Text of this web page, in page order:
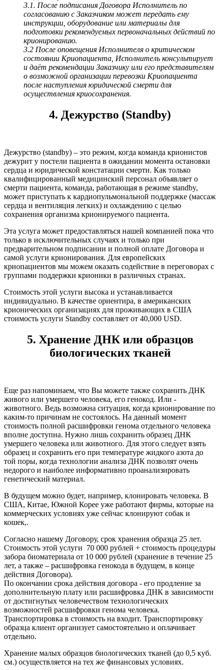
3.1. После подписания Договора Исполнитель по
согласованию с Заказчиком может передать ему
инструкции, оборудование или материалы для
подготовки рекомендуемых первоначальных действий по
крионированию.
3.2 После оповещения Исполнителя о критическом
состоянии Криопациента, Исполнитель консультирует
и даёт рекомендации Заказчику или его представителям
о возможной организации перевозки Криопациента
после наступления юридической смерти для
осуществления криосохранения.
4. Дежурство (Standby)
Дежурство (standby) – это режим, когда команда крионистов
дежурит у постели пациента в ожидании момента остановки
сердца и юридической констатации смерти. Как только
квалифицированный медицинский персонал объявляет о
смерти пациента, команда, работающая в режиме standby,
может приступать к кардиопульмональной поддержке (массаж
сердца и вентиляция легких) и охлаждению с целью
сохранения организма крионируемого пациента.
Эта услуга может предоставляться нашей компанией пока что
только в исключительных случаях и только при
предварительном подписании и полной оплате Договора и
самой услуги крионирования. Для европейских
криопациентов мы можем оказать содействие в переговорах с
группами поддержки крионики в различных странах.
Стоимость этой услуги высока и устанавливается
индивидуально. В качестве ориентира, в американских
крионических организациях для проживающих в США
стоимость услуги Standby составляет от 40,000 USD.
5. Хранение ДНК или образцов
биологических тканей
Еще раз напоминаем, что Вы можете также сохранить ДНК
живого или умершего человека, его генокод. Или -
животного. Ведь возможна ситуация, когда крионирование по
каким-то причинам не состоялось. На данный момент
стоимость полной расшифровки генома отдельного человека
вполне доступна. Нужно лишь сохранить образец ДНК
умершего человека или животного. Для этого следует взять
образец и сохранить его при температуре жидкого азота до
той поры, когда технологии анализа ДНК позволят очень
недорого и наиболее информативно проанализировать
генетический материал.
В будущем можно будет, например, клонировать человека. В
США, Китае, Южной Корее уже работают фирмы, которые на
коммерческих условиях уже сейчас клонируют собак и
кошек,.
Согласно нашему Договору, срок хранения образца 25 лет.
Стоимость этой услуги 70 000 рублей + стоимость процедуры
забора биоматериала от 10 000 рублей (хранение в течение 25
лет, а также – расшифровка генокода в будущем, в конце
действия Договора).
По окончании срока действия договора - его продление за
дополнительную плату или расшифровка ДНК в зависимости
от достигнутых человечеством технологических
возможностей расшифровки генома человека.
Транспортировка в стоимость на входит. Транспортировку
образца клиент организует самостоятельно и оплачивает
отдельно.
Хранение малых образцов биологических тканей (до 0,5 куб.
см.) осуществляется на тех же финансовых условиях.